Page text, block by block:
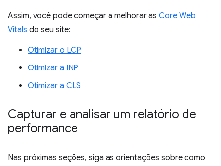
Assim, você pode começar a melhorar as Core Web
Vitals do seu site:
Otimizar o LCP
Otimizar a INP
Otimizar a CLS
Capturar e analisar um relatório de
performance
Nas próximas seções, siga as orientações sobre como